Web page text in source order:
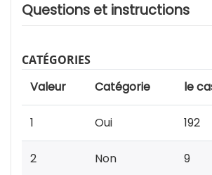
Questions et instructions
CATÉGORIES
Valeur Catégorie le
1 Oui 192
2 Non 9